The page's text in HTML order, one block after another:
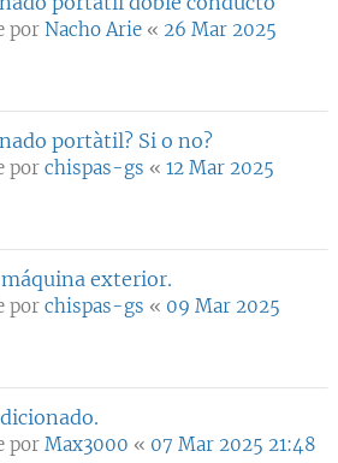
por Nacho Arie « 26 Mar 2025
portàtil? Si o no?
por chispas-gs « 12 Mar 2025
exterior.
por chispas-gs « 09 Mar 2025
por Max3000 « 07 Mar 2025 21:48